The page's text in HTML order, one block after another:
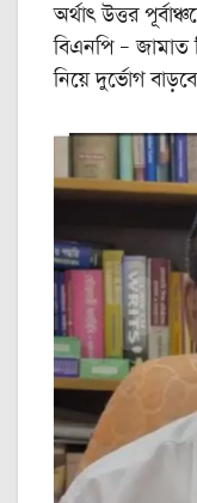
অর্থাৎ উত্তর
বিএনপি – জামাত
নিয়ে দুর্ভোগ